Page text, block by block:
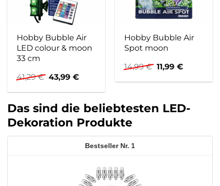
Hobby Bubble Air
LED colour & moon
33 cm
41,29€ Ursprünglicher
Preis
war:
43,99€Aktueller
ist:
Hobby Bubble Air
Spot moon
14,99€ Ursprünglicher
Preis
war:
11,99€Aktueller
ist:
Das sind die beliebtesten LED-
Dekoration Produkte
1